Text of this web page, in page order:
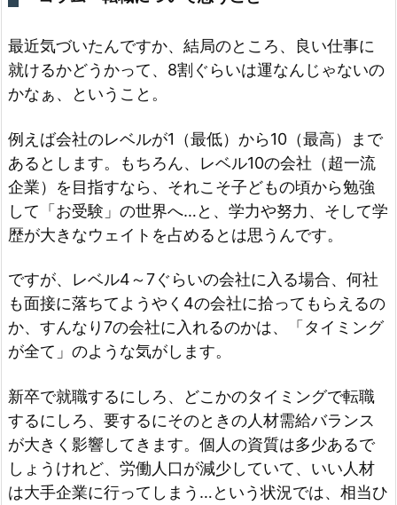
最近気づいたんですか、結局のところ、良い仕事に
就けるかどうかって、8割ぐらいは運なんじゃないの
かなぁ、ということ。
例えば会社のレベルが1（最低）から10（最高）まで
あるとします。もちろん、レベル10の会社（超一流
企業）を目指すなら、それこそ子どもの頃から勉強
して「お受験」の世界へ…と、学力や努力、そして学
歴が大きなウェイトを占めるとは思うんです。
ですが、レベル4～7ぐらいの会社に入る場合、何社
も面接に落ちてようやく4の会社に拾ってもらえるの
か、すんなり7の会社に入れるのかは、「タイミング
が全て」のような気がします。
新卒で就職するにしろ、どこかのタイミングで転職
するにしろ、要するにそのときの人材需給バランス
が大きく影響してきます。個人の資質は多少あるで
しょうけれど、労働人口が減少していて、いい人材
は大手企業に行ってしまう…という状況では、相当ひ